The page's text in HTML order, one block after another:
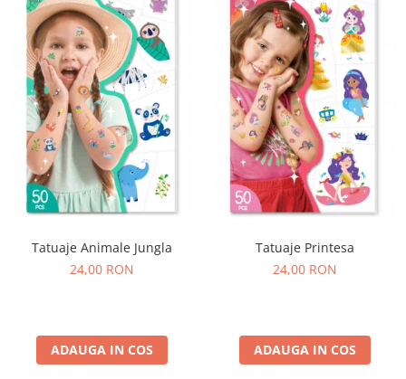
Jucarii dentitie
Jucarii Senzoriale
Teatru de papusi
Umbrele
Stilouri
Tempera și acuarele
Tatuaje Animale Jungla
24,00 RON
ADAUGA IN COS
Tatuaje Printesa
24,00 RON
ADAUGA IN COS